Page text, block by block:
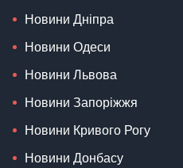
Новини Дніпра
Новини Одеси
Новини Львова
Новини Запоріжжя
Новини Кривого Рогу
Новини Донбасу